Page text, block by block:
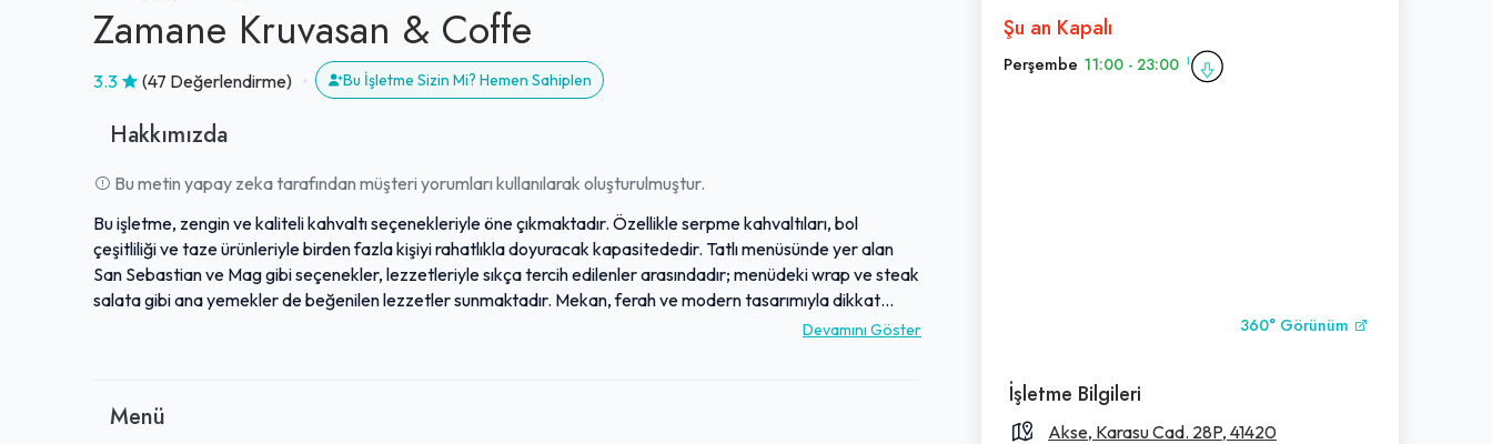
Zamane Kruvasan & Coffe
3.3 (47 Değerlendirme) Bu İşletme Sizin Mi? Hemen Sahiplen
Hakkımızda
Bu metin yapay zeka tarafından müşteri yorumları kullanılarak oluşturulmuştur.
Bu işletme, zengin ve kaliteli kahvaltı seçenekleriyle öne çıkmaktadır. Özellikle serpme kahvaltıları, bol
çeşitliliği ve taze ürünleriyle birden fazla kişiyi rahatlıkla doyuracak kapasitededir. Tatlı menüsünde yer alan
San Sebastian ve Mag gibi seçenekler, lezzetleriyle sıkça tercih edilenler arasındadır; menüdeki wrap ve steak
salata gibi ana yemekler de beğenilen lezzetler sunmaktadır. Mekan, ferah ve modern tasarımıyla dikkat
çekmekte, ilgili ve güler yüzlü personeli sayesinde sıcak bir ortam sağlamaktadır. Ürünlerin tazeliği veDevamını Göster
Menü
Şu an Kapalı
Perşembe 11:00 - 23:00
360° Görünüm
İşletme Bilgileri
Akse, Karasu Cad. 28P, 41420